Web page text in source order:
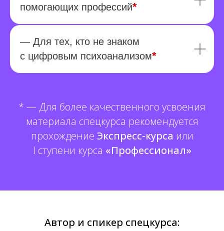
помогающих профессий*
— Для тех, кто не знаком
с цифровым психоанализом*
* — Для более качественного усвоения
материала спецкурса рекомендуется
прохождение Экспресс-курса или
I ступени курса «Профессионал»
Автор и спикер спецкурса: